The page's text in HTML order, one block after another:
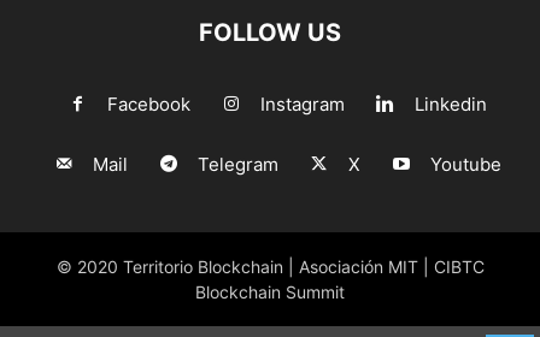
FOLLOW US
Facebook Instagram Linkedin
Mail Telegram X Youtube
© 2020 Territorio Blockchain | Asociación MIT | CIBTC
Blockchain Summit